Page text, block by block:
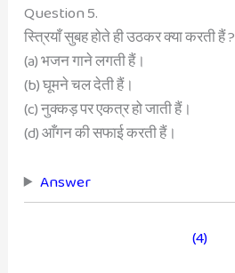
Question 5.
स्त्रियाँ सुबह होते ही उठकर क्या करती हैं ?
(a) भजन गाने लगती हैं।
(b) घूमने चल देती हैं।
(c) नुक्कड़ पर एकत्र हो जाती हैं।
(d) आँगन की सफाई करती हैं।
Answer
(4)